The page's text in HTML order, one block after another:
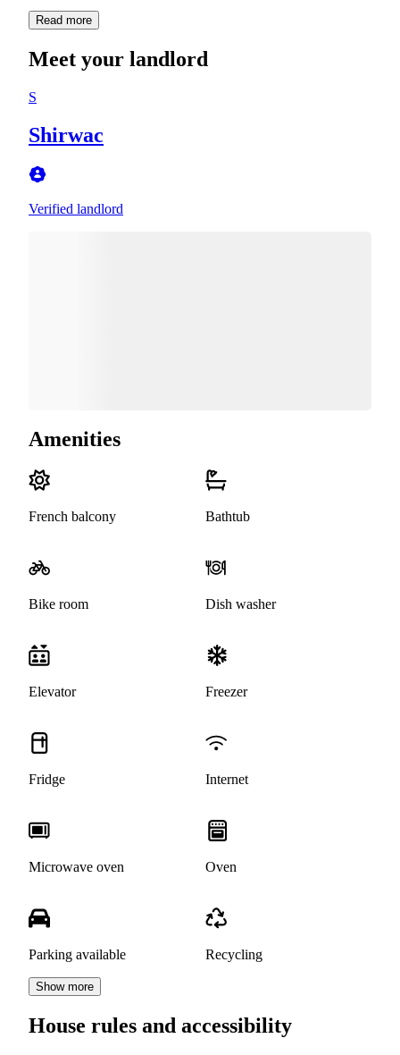
Read more
Meet your landlord
S
Shirwac
Verified landlord
Amenities
French balcony Bathtub
Bike room Dish washer
Elevator Freezer
Fridge Internet
Microwave oven Oven
Parking available Recycling
Show more
House rules and accessibility